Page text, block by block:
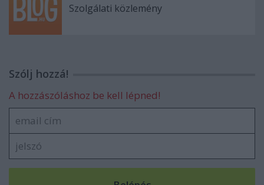
Szolgálati közlemény
Szólj hozzá!
A hozzászóláshoz be kell lépned!